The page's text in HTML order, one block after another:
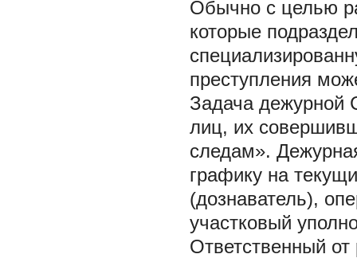
Обычно с целью
которые
преступления
Задача дежурной
лиц, их
следам».
графику на
(дознаватель),
участковый
Ответственный